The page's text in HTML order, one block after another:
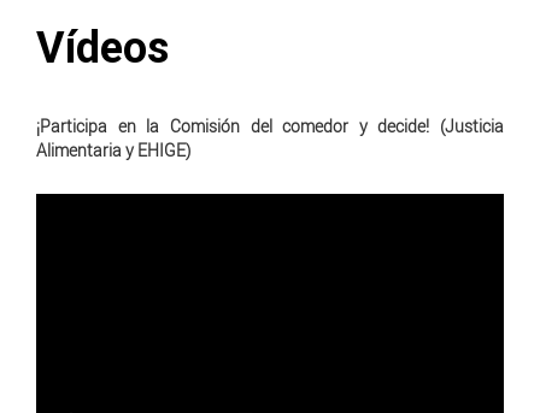
Vídeos
¡Participa en la Comisión del comedor y decide! (Justicia
Alimentaria y EHIGE)